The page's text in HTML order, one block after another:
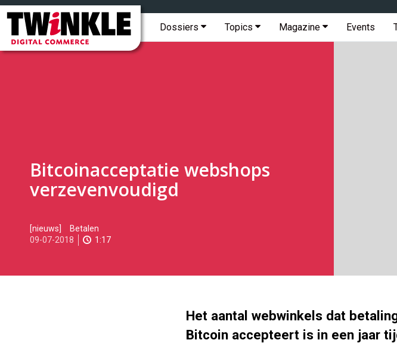
Twinkle
Digital
Commerce
Hoofdmenu
Dossiers Topics Magazine Events
Topmenu
Bitcoinacceptatie webshops
verzevenvoudigd
2018-
07-
07-
[nieuws]
Betalen
09-07-2018
1:17
Het aantal webwinkels dat
Bitcoin accepteert is in een jaar